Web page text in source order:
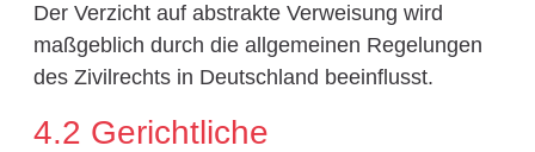
Der Verzicht auf abstrakte Verweisung wird
maßgeblich durch die allgemeinen Regelungen
des Zivilrechts in Deutschland beeinflusst.
4.2 Gerichtliche